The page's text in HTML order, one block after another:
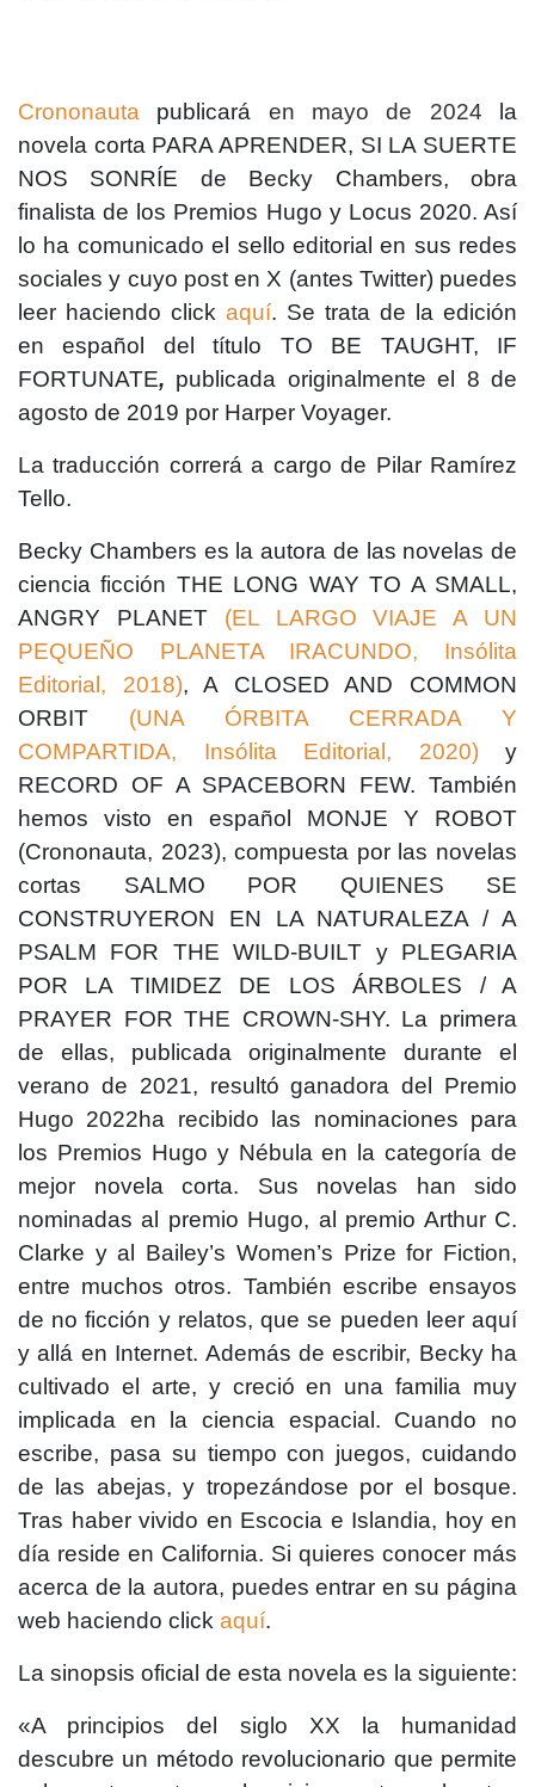
Crononauta publicará en mayo de 2024 la
novela corta PARA APRENDER, SI LA SUERTE
NOS SONRÍE de Becky Chambers, obra
finalista de los Premios Hugo y Locus 2020. Así
lo ha comunicado el sello editorial en sus redes
sociales y cuyo post en X (antes Twitter) puedes
leer haciendo click aquí. Se trata de la edición
en español del título TO BE TAUGHT, IF
FORTUNATE, publicada originalmente el 8 de
agosto de 2019 por Harper Voyager.
La traducción correrá a cargo de Pilar Ramírez
Tello.
Becky Chambers es la autora de las novelas de
ciencia ficción THE LONG WAY TO A SMALL,
ANGRY PLANET (EL LARGO VIAJE A UN
PEQUEÑO PLANETA IRACUNDO, Insólita
Editorial, 2018), A CLOSED AND COMMON
ORBIT (UNA ÓRBITA CERRADA Y
COMPARTIDA, Insólita Editorial, 2020)y
RECORD OF A SPACEBORN FEW. También
hemos visto en español MONJE Y ROBOT
(Crononauta, 2023),compuesta por las novelas
cortas SALMO POR QUIENES SE
CONSTRUYERON EN LA NATURALEZA / A
PSALM FOR THE WILD-BUILT y PLEGARIA
POR LA TIMIDEZ DE LOS ÁRBOLES / A
PRAYER FOR THE CROWN-SHY. La primera
de ellas, publicada originalmente durante el
verano de 2021, resultó ganadora del Premio
Hugo 2022ha recibido las nominaciones para
los Premios Hugo y Nébula en la categoría de
mejor novela corta. Sus novelas han sido
nominadas al premio Hugo, al premio Arthur C.
Clarke y al Bailey’s Women’s Prize for Fiction,
entre muchos otros. También escribe ensayos
de no ficción y relatos, que se pueden leer aquí
y allá en Internet. Además de escribir, Becky ha
cultivado el arte, y creció en una familia muy
implicada en la ciencia espacial. Cuando no
escribe, pasa su tiempo con juegos, cuidando
de las abejas, y tropezándose por el bosque.
Tras haber vivido en Escocia e Islandia, hoy en
día reside en California. Si quieres conocer más
acerca de la autora, puedes entrar en su página
web haciendo click aquí.
La sinopsis oficial de esta novela es la siguiente:
«A principios del siglo XX la humanidad
descubre un método revolucionario que permite